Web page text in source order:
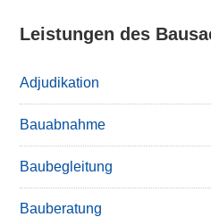
Leistungen des
Adjudikation
Bauabnahme
Baubegleitung
Bauberatung